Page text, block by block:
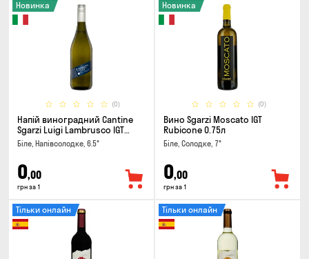
(0)
Новинка
Напій виноградний Cantine
Sgarzi Luigi Lambrusco IGT
Emilia Bianca Frizziante 0.75л
Біле, Напівсолодке, 6.5°
0,00
грн за 1
(0)
Новинка
Вино Sgarzi Moscato IGT
Rubicone 0.75л
Біле, Солодке, 7°
0,00
грн за 1
Тільки онлайн Тільки онлайн